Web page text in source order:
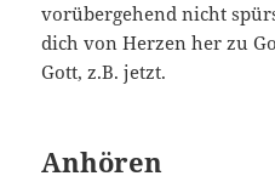
vorübergehend nicht
dich von Herzen her zu
Gott, z.B. jetzt.
Anhören